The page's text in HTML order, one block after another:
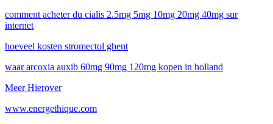
comment acheter du cialis 2.5mg 5mg 10mg 20mg 40mg sur
internet
hoeveel kosten stromectol ghent
waar arcoxia auxib 60mg 90mg 120mg kopen in holland
Meer Hierover
www.energethique.com